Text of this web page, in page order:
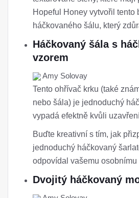
Hopeful Honey vytvořil tento
háčkovaného šálu, který
Háčkovaný šála s
vzorem
Amy Solovay
Tento ohřívač krku (také
nebo šála) je jednoduchý
vypadá efektně kvůli
Buďte kreativní s tím, jak
jednoduchý háčkovaný
odpovídal vašemu osobnímu
Dvojitý háčkovaný